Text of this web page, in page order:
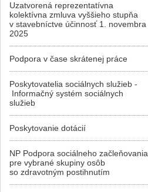
Uzatvorená reprezentatívna
kolektívna zmluva vyššieho stupňa
v stavebníctve účinnosť 1. novembra
2025
Podpora v čase skrátenej práce
Poskytovatelia sociálnych služieb -
Informačný systém sociálnych
služieb
Poskytovanie dotácií
NP Podpora sociálneho začleňovania
pre vybrané skupiny osôb
so zdravotným postihnutím